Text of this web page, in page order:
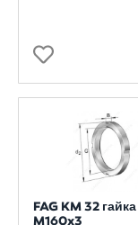
FAG KM 32
M160x3